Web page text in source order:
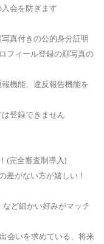
会を防ぎます
真付きの公的身分証明
フィール登録の顔写真の
機能、違反報告機能を
登録できません
(完全審査制導入)
差がない方が嬉しい！
ど細かい好みがマッチ
会いを求めている、将来